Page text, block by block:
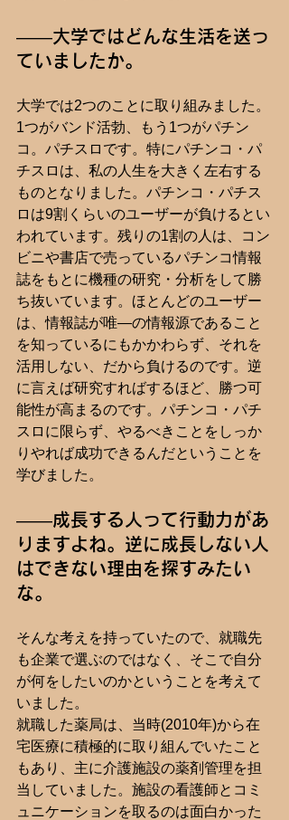
――大学ではどんな生活を送っ
ていましたか。
大学では2つのことに取り組みました。
1つがバンド活勃、もう1つがパチン
コ。パチスロです。特にパチンコ・パ
チスロは、私の人生を大きく左右する
ものとなりました。パチンコ・パチス
ロは9割くらいのユーザーが負けるとい
われています。残りの1割の人は、コン
ビニや書店で売っているパチンコ情報
誌をもとに機種の研究・分析をして勝
ち抜いています。ほとんどのユーザー
は、情報誌が唯―の情報源であること
を知っているにもかかわらず、それを
活用しない、だから負けるのです。逆
に言えば研究すればするほど、勝つ可
能性が高まるのです。パチンコ・パチ
スロに限らず、やるべきことをしっか
りやれば成功できるんだということを
学びました。
――成長する人って行動力があ
りますよね。逆に成長しない人
はできない理由を探すみたい
な。
そんな考えを持っていたので、就職先
も企業で選ぶのではなく、そこで自分
が何をしたいのかということを考えて
いました。
就職した薬局は、当時(2010年)から在
宅医療に積極的に取り組んでいたこと
もあり、主に介護施設の薬剤管理を担
当していました。施設の看護師とコミ
ュニケーションを取るのは面白かった